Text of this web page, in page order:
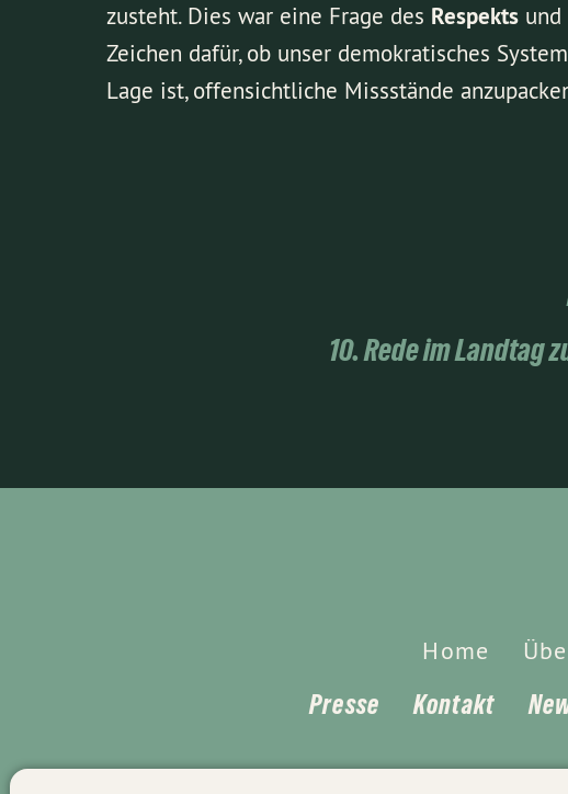
zusteht. Dies war eine Frage des Respektsund
Zeichen dafür, ob unser demokratisches
Lage ist, offensichtliche Missstände
10. Rede im Landtag
Home
Presse Kontakt